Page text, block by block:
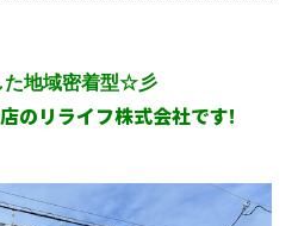
た地域密着型☆彡
のリライフ株式会社です!